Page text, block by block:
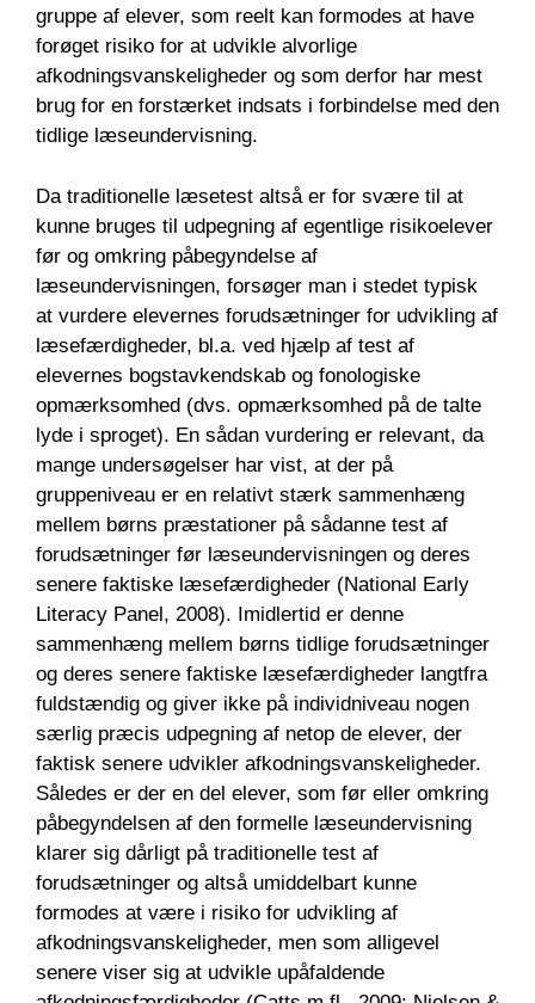
gruppe af elever, som reelt kan formodes at have
forøget risiko for at udvikle alvorlige
afkodningsvanskeligheder og som derfor har mest
brug for en forstærket indsats i forbindelse med den
tidlige læseundervisning.
Da traditionelle læsetest altså er for svære til at
kunne bruges til udpegning af egentlige risikoelever
før og omkring påbegyndelse af
læseundervisningen, forsøger man i stedet typisk
at vurdere elevernes forudsætninger for udvikling af
læsefærdigheder, bl.a. ved hjælp af test af
elevernes bogstavkendskab og fonologiske
opmærksomhed (dvs. opmærksomhed på de talte
lyde i sproget). En sådan vurdering er relevant, da
mange undersøgelser har vist, at der på
gruppeniveau er en relativt stærk sammenhæng
mellem børns præstationer på sådanne test af
forudsætninger før læseundervisningen og deres
senere faktiske læsefærdigheder (National Early
Literacy Panel, 2008). Imidlertid er denne
sammenhæng mellem børns tidlige forudsætninger
og deres senere faktiske læsefærdigheder langtfra
fuldstændig og giver ikke på individniveau nogen
særlig præcis udpegning af netop de elever, der
faktisk senere udvikler afkodningsvanskeligheder.
Således er der en del elever, som før eller omkring
påbegyndelsen af den formelle læseundervisning
klarer sig dårligt på traditionelle test af
forudsætninger og altså umiddelbart kunne
formodes at være i risiko for udvikling af
afkodningsvanskeligheder, men som alligevel
senere viser sig at udvikle upåfaldende